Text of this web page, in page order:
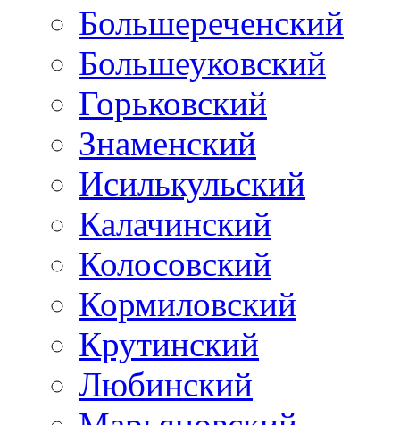
Большереченский
Большеуковский
Горьковский
Знаменский
Исилькульский
Калачинский
Колосовский
Кормиловский
Крутинский
Любинский